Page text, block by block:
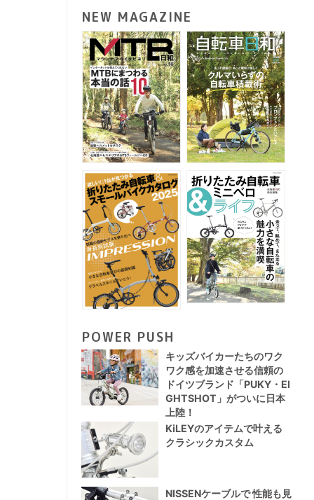
NEW MAGAZINE
POWER PUSH
キッズバイカーたちのワク
ワク感を加速させる信頼の
ドイツブランド「PUKY・EI
GHTSHOT」がついに日本
上陸！
KiLEYのアイテムで叶える
クラシックカスタム
NISSENケーブルで 性能も見